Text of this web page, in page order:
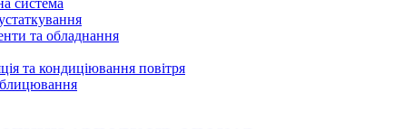
та обладнання
та кондиціювання повітря